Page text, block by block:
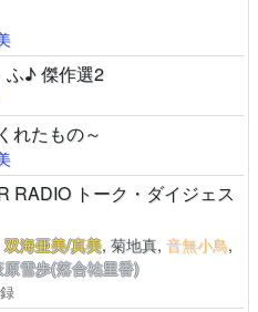
ふ♪ 傑作選2
れたもの～
RADIO トーク・ダイジェス
双海亜美/真美, 菊地真, 音無小鳥,
原雪歩(落合祐里香)